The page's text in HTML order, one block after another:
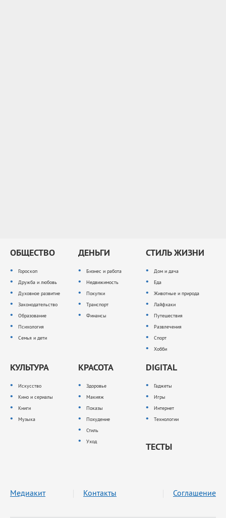
ОБЩЕСТВО
Гороскоп
Дружба и любовь
Духовное развитие
Законодательство
Образование
Психология
Семья и дети
ДЕНЬГИ
Бизнес и работа
Недвижимость
Покупки
Транспорт
Финансы
СТИЛЬ ЖИЗНИ
Дом и дача
Еда
Животные и природа
Лайфхаки
Путешествия
Развлечения
Спорт
Хобби
КУЛЬТУРА
Искусство
Кино и сериалы
Книги
Музыка
КРАСОТА
Здоровье
Макияж
Показы
Похудение
Стиль
Уход
DIGITAL
Гаджеты
Игры
Интернет
Технологии
ТЕСТЫ
Медиакит Контакты Соглашение